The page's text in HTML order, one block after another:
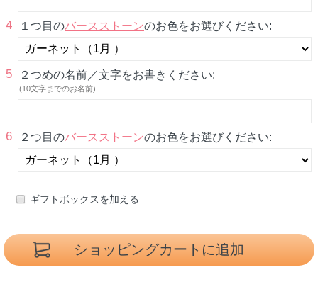
4 １つ目のバースストーンのお色をお選びください:
5 ２つめの名前／文字をお書きください:
(10文字までのお名前)
6 ２つ目のバースストーンのお色をお選びください:
ギフトボックスを加える